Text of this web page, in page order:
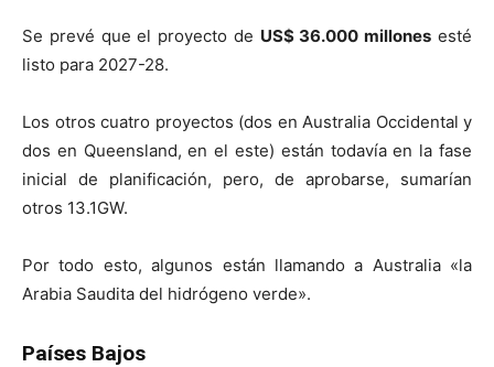
Se prevé que el proyecto de US$ 36.000 millones esté
listo para 2027-28.
Los otros cuatro proyectos (dos en Australia Occidental y
dos en Queensland, en el este) están todavía en la fase
inicial de planificación, pero, de aprobarse, sumarían
otros 13.1GW.
Por todo esto, algunos están llamando a Australia «la
Arabia Saudita del hidrógeno verde».
Países Bajos